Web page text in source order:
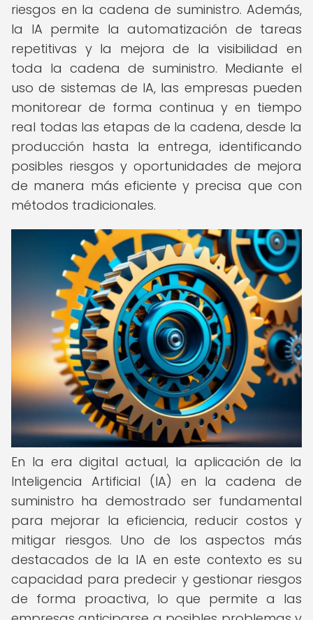
riesgos en la cadena de suministro. Además,
la IA permite la automatización de tareas
repetitivas y la mejora de la visibilidad en
toda la cadena de suministro. Mediante el
uso de sistemas de IA, las empresas pueden
monitorear de forma continua y en tiempo
real todas las etapas de la cadena, desde la
producción hasta la entrega, identificando
posibles riesgos y oportunidades de mejora
de manera más eficiente y precisa que con
métodos tradicionales.
En la era digital actual, la aplicación de la
Inteligencia Artificial (IA) en la cadena de
suministro ha demostrado ser fundamental
para mejorar la eficiencia, reducir costos y
mitigar riesgos. Uno de los aspectos más
destacados de la IA en este contexto es su
capacidad para predecir y gestionar riesgos
de forma proactiva, lo que permite a las